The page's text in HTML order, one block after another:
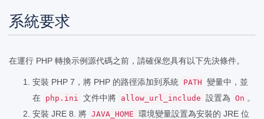
系統要求
在運行 PHP 轉換示例源代碼之前，請確保您具有以下先決條件。
安裝 PHP 7，將 PHP 的路徑添加到系統 PATH 變量中，並
在 php.ini 文件中將 allow_url_include 設置為 On 。
安裝 JRE 8. 將 JAVA_HOME 環境變量設置為安裝的 JRE 位